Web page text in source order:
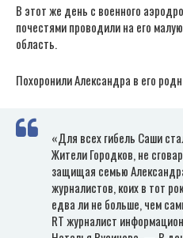
В этот же день с военного
почестями проводили на его
область.
Похоронили Александра в его
«Для всех гибель Саши
Жители Городков, не
защищая семью
журналистов, коих в тот
едва ли не больше, чем
RT журналист